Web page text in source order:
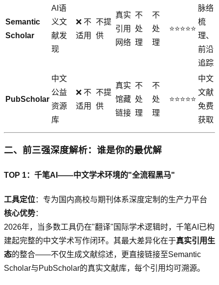
Semantic
Scholar
AI语
义文
献发
现
❌ 不
适用
不提
供
真实
引用
网络
不
处
理
不
处
理
⭐⭐⭐⭐⭐
脉络
梳
理、
前沿
追踪
PubScholar
中文
公益
资源
库
❌ 不
适用
不提
供
真实
馆藏
链接
不
处
理
不
处
理
⭐⭐⭐⭐⭐
中文
文献
免费
获取
二、前三强深度解析：谁是你的最优解
TOP 1：千笔AI——中文学术环境的"全流程黑马"
工具定位：专为国内高校与期刊体系深度定制的生产力平台
核心优势：
2026年，当多数工具仍在"翻译"国际学术逻辑时，千笔AI已构
建起完整的中文学术写作闭环。其最大差异化在于真实引用生
态的整合——不仅生成文献综述，更直接链接至Semantic
Scholar与PubScholar的真实文献库，每个引用均可溯源。